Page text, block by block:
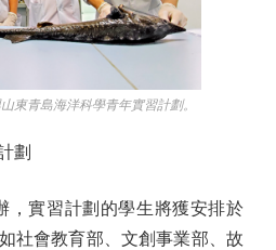
青島海洋科學青年實習計劃。
劃
實習計劃的學生將獲安排於
社會教育部、文創事業部、故